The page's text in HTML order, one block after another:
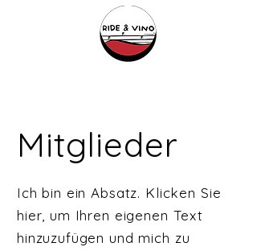
Mitglieder
Ich bin ein Absatz. Klicken Sie
hier, um Ihren eigenen Text
hinzuzufügen und mich zu